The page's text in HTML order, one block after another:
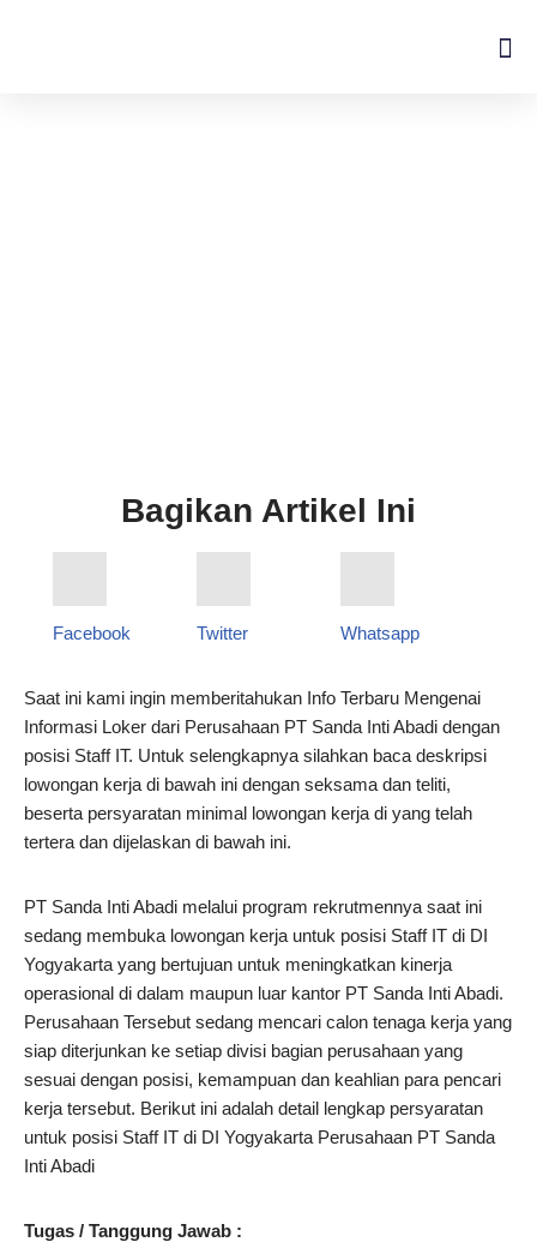
Bagikan Artikel Ini
Facebook Twitter Whatsapp
Saat ini kami ingin memberitahukan Info Terbaru Mengenai
Informasi Loker dari Perusahaan PT Sanda Inti Abadi dengan
posisi Staff IT. Untuk selengkapnya silahkan baca deskripsi
lowongan kerja di bawah ini dengan seksama dan teliti,
beserta persyaratan minimal lowongan kerja di yang telah
tertera dan dijelaskan di bawah ini.
PT Sanda Inti Abadi melalui program rekrutmennya saat ini
sedang membuka lowongan kerja untuk posisi Staff IT di DI
Yogyakarta yang bertujuan untuk meningkatkan kinerja
operasional di dalam maupun luar kantor PT Sanda Inti Abadi.
Perusahaan Tersebut sedang mencari calon tenaga kerja yang
siap diterjunkan ke setiap divisi bagian perusahaan yang
sesuai dengan posisi, kemampuan dan keahlian para pencari
kerja tersebut. Berikut ini adalah detail lengkap persyaratan
untuk posisi Staff IT di DI Yogyakarta Perusahaan PT Sanda
Inti Abadi
Tugas / Tanggung Jawab :